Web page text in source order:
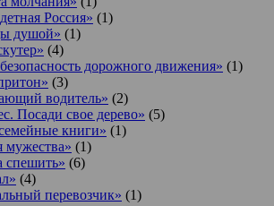
Россия» (1)
душой» (1)
(4)
дорожного движения» (1)
(3)
водитель» (2)
Посади свое дерево» (5)
книги» (1)
мужества» (1)
спешить» (6)
(4)
перевозчик» (1)